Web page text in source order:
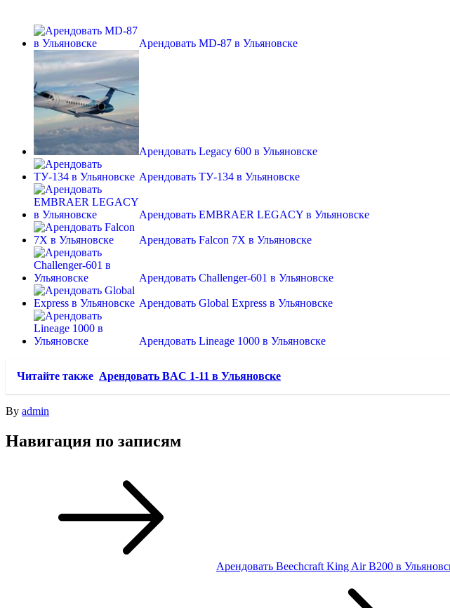
Арендовать MD-87 в Ульяновске
Арендовать Legacy 600 в Ульяновске
Арендовать ТУ-134 в Ульяновске
Арендовать EMBRAER LEGACY в Ульяновске
Арендовать Falcon 7X в Ульяновске
Арендовать Challenger-601 в Ульяновске
Арендовать Global Express в Ульяновске
Арендовать Lineage 1000 в Ульяновске
Читайте также Арендовать BAC 1-11 в Ульяновске
By admin
Навигация по записям
Арендовать Beechcraft King Air B200 в